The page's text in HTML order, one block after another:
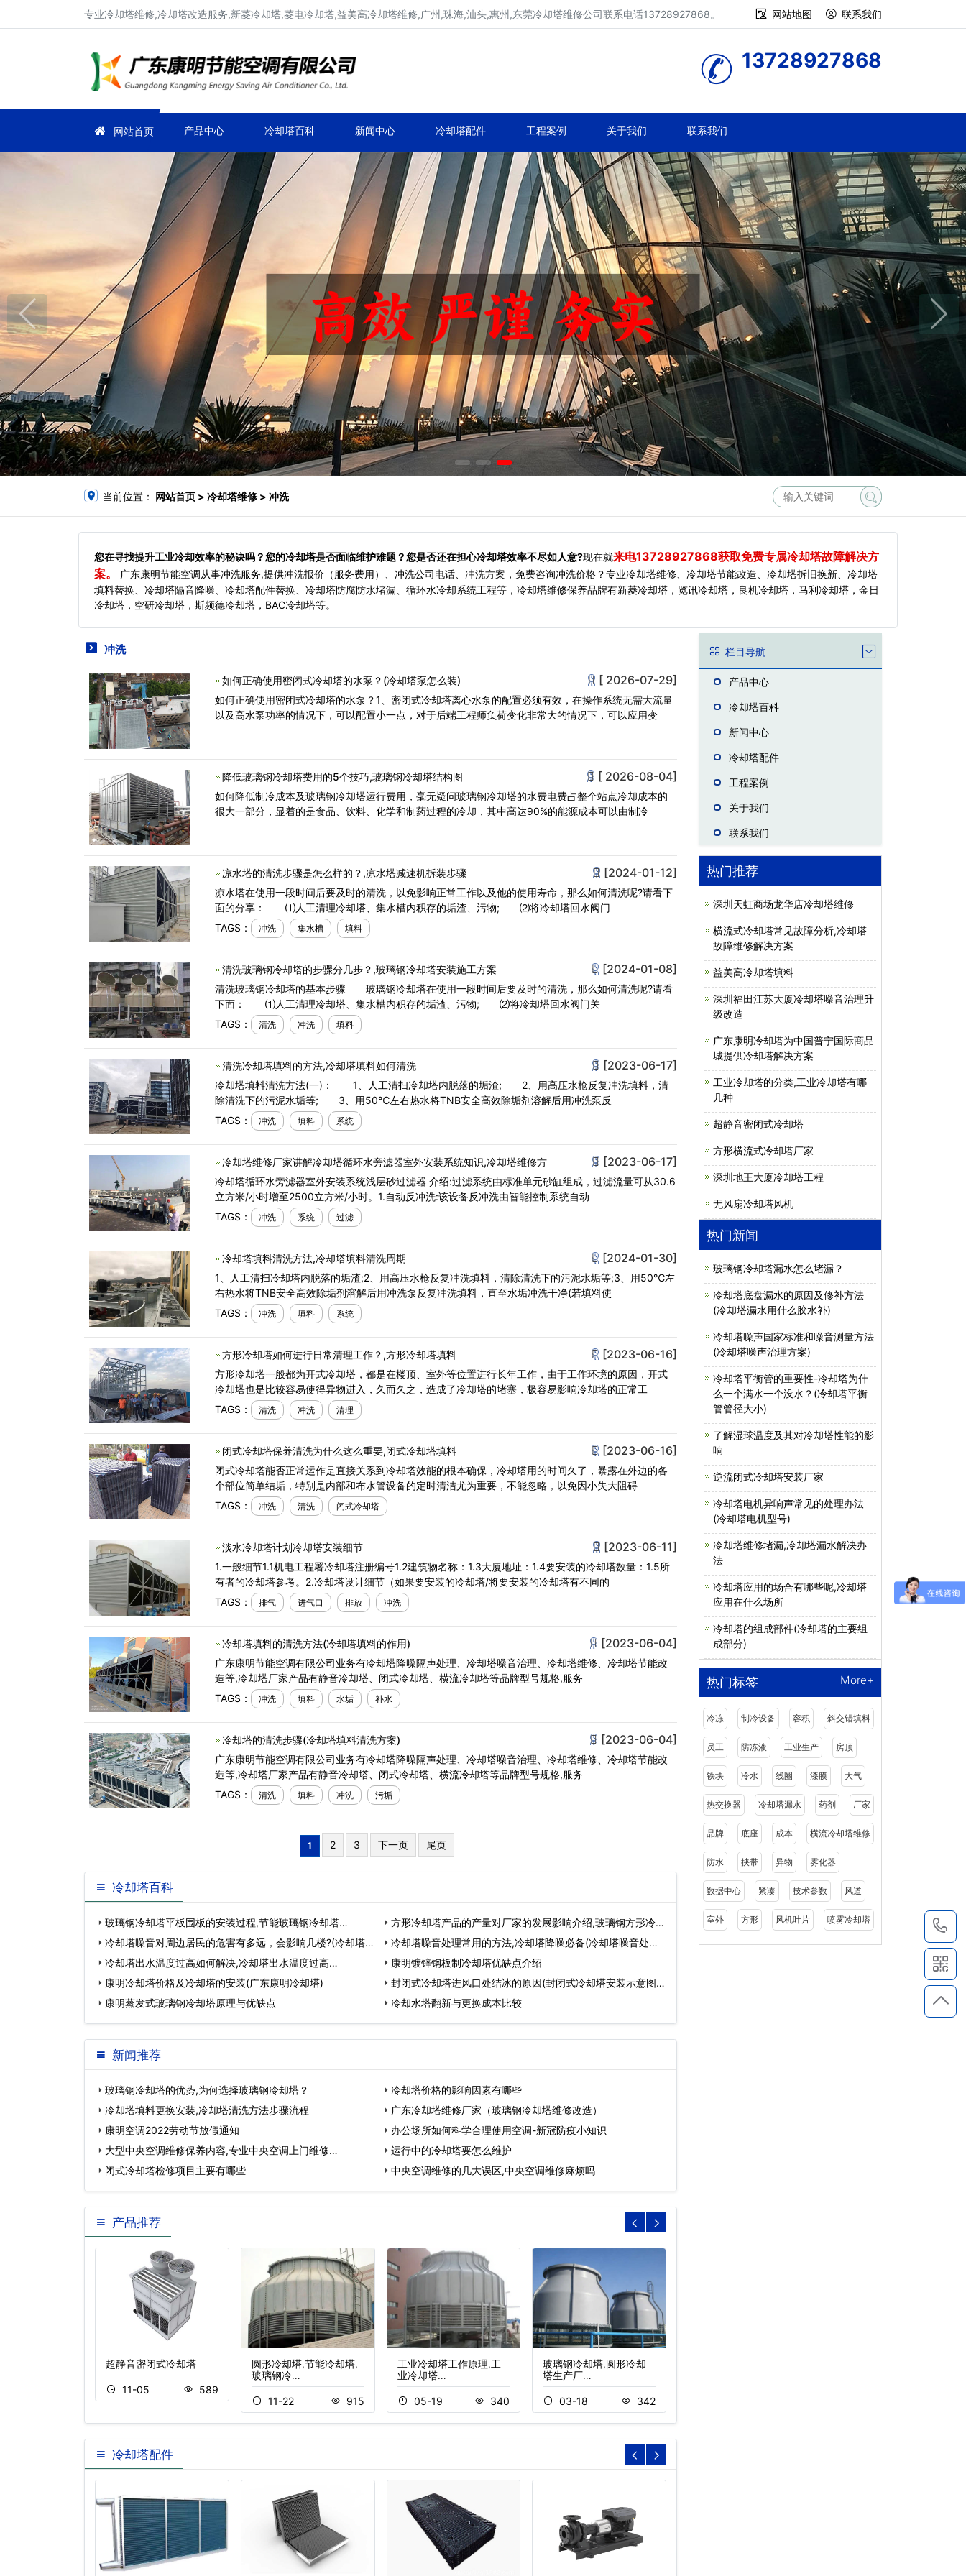
专业冷却塔维修,冷却塔改造服务,新菱冷却塔,菱电冷却塔,益美高冷却塔维修,广州,珠海,汕头,惠州,东莞冷却塔维修公司联系电话13728927868。 网站地图 联系我们
13728927868
网站首页 产品中心 冷却塔百科 新闻中心 冷却塔配件 工程案例 关于我们 联系我们
当前位置： 网站首页 > 冷却塔维修 > 冲洗
您在寻找提升工业冷却效率的秘诀吗？您的冷却塔是否面临维护难题？您是否还在担心冷却塔效率不尽如人意?现在就来电13728927868获取免费专属冷却塔故障解决方
案。
广东康明节能空调从事冲洗服务,提供冲洗报价（服务费用）、冲洗公司电话、冲洗方案，免费咨询冲洗价格？专业冷却塔维修、冷却塔节能改造、冷却塔拆旧换新、冷却塔
填料替换、冷却塔隔音降噪、冷却塔配件替换、冷却塔防腐防水堵漏、循环水冷却系统工程等，冷却塔维修保养品牌有新菱冷却塔，览讯冷却塔，良机冷却塔，马利冷却塔，金日
冷却塔，空研冷却塔，斯频德冷却塔，BAC冷却塔等。
冲洗
如何正确使用密闭式冷却塔的水泵？(冷却塔泵怎么装) [ 2026-07-29]
如何正确使用密闭式冷却塔的水泵？1、密闭式冷却塔离心水泵的配置必须有效，在操作系统无需大流量
以及高水泵功率的情况下，可以配置小一点，对于后端工程师负荷变化非常大的情况下，可以应用变
降低玻璃钢冷却塔费用的5个技巧,玻璃钢冷却塔结构图 [ 2026-08-04]
如何降低制冷成本及玻璃钢冷却塔运行费用，毫无疑问玻璃钢冷却塔的水费电费占整个站点冷却成本的
很大一部分，显着的是食品、饮料、化学和制药过程的冷却，其中高达90%的能源成本可以由制冷
凉水塔的清洗步骤是怎么样的？,凉水塔减速机拆装步骤 [2024-01-12]
凉水塔在使用一段时间后要及时的清洗，以免影响正常工作以及他的使用寿命，那么如何清洗呢?请看下
面的分享： ⑴人工清理冷却塔、集水槽内积存的垢渣、污物; ⑵将冷却塔回水阀门
TAGS：
冲洗 集水槽 填料
清洗玻璃钢冷却塔的步骤分几步？,玻璃钢冷却塔安装施工方案 [2024-01-08]
清洗玻璃钢冷却塔的基本步骤 玻璃钢冷却塔在使用一段时间后要及时的清洗，那么如何清洗呢?请看
下面： ⑴人工清理冷却塔、集水槽内积存的垢渣、污物; ⑵将冷却塔回水阀门关
TAGS：
清洗 冲洗 填料
清洗冷却塔填料的方法,冷却塔填料如何清洗 [2023-06-17]
冷却塔填料清洗方法(一)： 1、人工清扫冷却塔内脱落的垢渣; 2、用高压水枪反复冲洗填料，清
除清洗下的污泥水垢等; 3、用50℃左右热水将TNB安全高效除垢剂溶解后用冲洗泵反
TAGS：
冲洗 填料 系统
冷却塔维修厂家讲解冷却塔循环水旁滤器室外安装系统知识,冷却塔维修方 [2023-06-17]
冷却塔循环水旁滤器室外安装系统浅层砂过滤器 介绍:过滤系统由标准单元砂缸组成，过滤流量可从30.6
立方米/小时增至2500立方米/小时。1.自动反冲洗:该设备反冲洗由智能控制系统自动
TAGS：
冲洗 系统 过滤
冷却塔填料清洗方法,冷却塔填料清洗周期 [2024-01-30]
1、人工清扫冷却塔内脱落的垢渣;2、用高压水枪反复冲洗填料，清除清洗下的污泥水垢等;3、用50℃左
右热水将TNB安全高效除垢剂溶解后用冲洗泵反复冲洗填料，直至水垢冲洗干净(若填料使
TAGS：
冲洗 填料 系统
方形冷却塔如何进行日常清理工作？,方形冷却塔填料 [2023-06-16]
方形冷却塔一般都为开式冷却塔，都是在楼顶、室外等位置进行长年工作，由于工作环境的原因，开式
冷却塔也是比较容易使得异物进入，久而久之，造成了冷却塔的堵塞，极容易影响冷却塔的正常工
TAGS：
清洗 冲洗 清理
闭式冷却塔保养清洗为什么这么重要,闭式冷却塔填料 [2023-06-16]
闭式冷却塔能否正常运作是直接关系到冷却塔效能的根本确保，冷却塔用的时间久了，暴露在外边的各
个部位简单结垢，特别是内部和布水管设备的定时清洁尤为重要，不能忽略，以免因小失大阻碍
TAGS：
冲洗 清洗 闭式冷却塔
淡水冷却塔计划冷却塔安装细节 [2023-06-11]
1.一般细节1.1机电工程署冷却塔注册编号1.2建筑物名称：1.3大厦地址：1.4要安装的冷却塔数量：1.5所
有者的冷却塔参考。2.冷却塔设计细节（如果要安装的冷却塔/将要安装的冷却塔有不同的
TAGS：
排气 进气口 排放 冲洗
冷却塔填料的清洗方法(冷却塔填料的作用) [2023-06-04]
广东康明节能空调有限公司业务有冷却塔降噪隔声处理、冷却塔噪音治理、冷却塔维修、冷却塔节能改
造等,冷却塔厂家产品有静音冷却塔、闭式冷却塔、横流冷却塔等品牌型号规格,服务
TAGS：
冲洗 填料 水垢 补水
冷却塔的清洗步骤(冷却塔填料清洗方案) [2023-06-04]
广东康明节能空调有限公司业务有冷却塔降噪隔声处理、冷却塔噪音治理、冷却塔维修、冷却塔节能改
造等,冷却塔厂家产品有静音冷却塔、闭式冷却塔、横流冷却塔等品牌型号规格,服务
TAGS：
清洗 填料 冲洗 污垢
1 2 3 下一页 尾页
冷却塔百科
玻璃钢冷却塔平板围板的安装过程,节能玻璃钢冷却塔…
方形冷却塔产品的产量对厂家的发展影响介绍,玻璃钢方形冷却
塔厂家…
冷却塔噪音对周边居民的危害有多远，会影响几楼?(冷却塔噪
音会影响几楼)…
冷却塔噪音处理常用的方法,冷却塔降噪必备(冷却塔噪音处理
公司)…
冷却塔出水温度过高如何解决,冷却塔出水温度过高…
康明镀锌钢板制冷却塔优缺点介绍
康明冷却塔价格及冷却塔的安装(广东康明冷却塔)
封闭式冷却塔进风口处结冰的原因(封闭式冷却塔安装示意图)
…
康明蒸发式玻璃钢冷却塔原理与优缺点 冷却水塔翻新与更换成本比较
新闻推荐
玻璃钢冷却塔的优势,为何选择玻璃钢冷却塔？
冷却塔价格的影响因素有哪些
冷却塔填料更换安装,冷却塔清洗方法步骤流程
广东冷却塔维修厂家（玻璃钢冷却塔维修改造）
康明空调2022劳动节放假通知
办公场所如何科学合理使用空调-新冠防疫小知识
大型中央空调维修保养内容,专业中央空调上门维修…
运行中的冷却塔要怎么维护
闭式冷却塔检修项目主要有哪些
中央空调维修的几大误区,中央空调维修麻烦吗
产品推荐
超静音密闭式冷却塔
11-05 589
圆形冷却塔,节能冷却塔,
玻璃钢冷…
11-22 915
工业冷却塔工作原理,工
业冷却塔…
05-19 340
玻璃钢冷却塔,圆形冷却
塔生产厂…
03-18 342
冷却塔配件
栏目导航
产品中心
冷却塔百科
新闻中心
冷却塔配件
工程案例
关于我们
联系我们
热门推荐
深圳天虹商场龙华店冷却塔维修
横流式冷却塔常见故障分析,冷却塔
故障维修解决方案
益美高冷却塔填料
深圳福田江苏大厦冷却塔噪音治理升
级改造
广东康明冷却塔为中国普宁国际商品
城提供冷却塔解决方案
工业冷却塔的分类,工业冷却塔有哪
几种
超静音密闭式冷却塔
方形横流式冷却塔厂家
深圳地王大厦冷却塔工程
无风扇冷却塔风机
热门新闻
玻璃钢冷却塔漏水怎么堵漏？
冷却塔底盘漏水的原因及修补方法
(冷却塔漏水用什么胶水补)
冷却塔噪声国家标准和噪音测量方法
(冷却塔噪声治理方案)
冷却塔平衡管的重要性-冷却塔为什
么一个满水一个没水？(冷却塔平衡
管管径大小)
了解湿球温度及其对冷却塔性能的影
响
逆流闭式冷却塔安装厂家
冷却塔电机异响声常见的处理办法
(冷却塔电机型号)
冷却塔维修堵漏,冷却塔漏水解决办
法
冷却塔应用的场合有哪些呢,冷却塔
应用在什么场所
冷却塔的组成部件(冷却塔的主要组
成部分)
热门标签 More+
冷冻 制冷设备 容积 斜交错填料
员工 防冻液 工业生产 房顶
铁块 冷水 线圈 漆膜 大气
热交换器 冷却塔漏水 药剂 厂家
品牌 底座 成本 横流冷却塔维修
防水 挟带 异物 雾化器
数据中心 紧凑 技术参数 风道
室外 方形 风机叶片 喷雾冷却塔